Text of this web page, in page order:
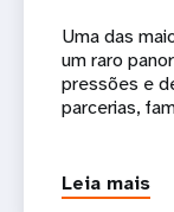
Uma das
um raro
pressões e
parcerias,
Leia mais